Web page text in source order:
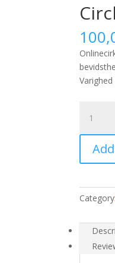
Life
8
22
quantity
Category: